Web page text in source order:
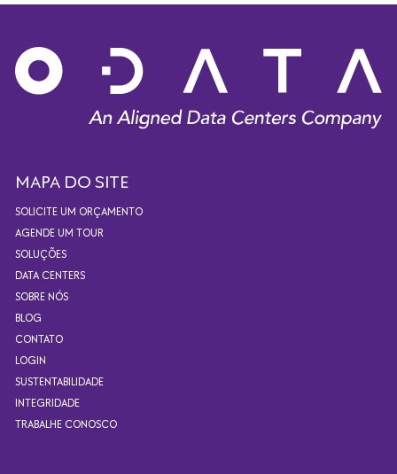
MAPA DO SITE
SOLICITE UM ORÇAMENTO
AGENDE UM TOUR
SOLUÇÕES
DATA CENTERS
SOBRE NÓS
BLOG
CONTATO
LOGIN
SUSTENTABILIDADE
INTEGRIDADE
TRABALHE CONOSCO